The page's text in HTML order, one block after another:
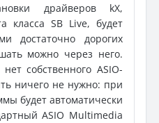
драйверов kX,
класса SB Live, будет
достаточно дорогих
можно через него.
собственного ASIO-
ничего не нужно: при
будет автоматически
ASIO Multimedia